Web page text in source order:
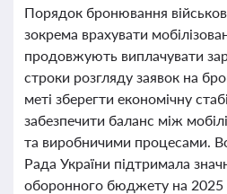
Порядок бронювання
зокрема врахувати
продовжують виплачувати
строки розгляду заявок на
меті зберегти економічну
забезпечити баланс між
та виробничими процесами.
Рада України підтримала
оборонного бюджету на 2025